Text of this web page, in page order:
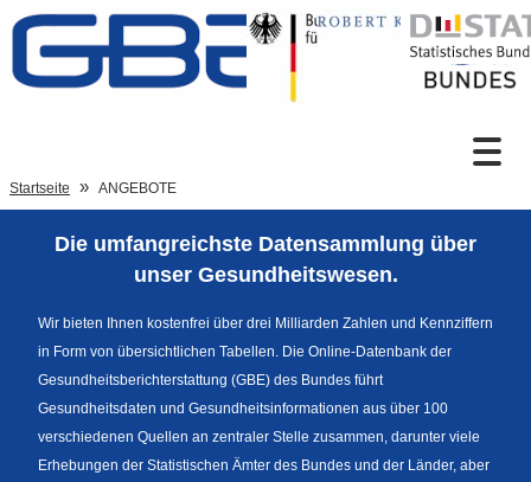
Zum Inhalt
Sprachumschaltung
Fußzeile
Startseite ANGEBOTE
Die umfangreichste Datensammlung über
unser Gesundheitswesen.
Wir bieten Ihnen kostenfrei über drei Milliarden Zahlen und Kennziffern
in Form von übersichtlichen Tabellen. Die Online-Datenbank der
Gesundheitsberichterstattung (GBE) des Bundes führt
Gesundheitsdaten und Gesundheitsinformationen aus über 100
verschiedenen Quellen an zentraler Stelle zusammen, darunter viele
Erhebungen der Statistischen Ämter des Bundes und der Länder, aber